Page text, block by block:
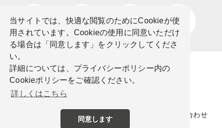
当サイトでは、快適な閲覧のためにCookieが使
用されています。Cookieの使用に同意いただけ
る場合は「同意します」をクリックしてくださ
い。
詳細については、プライバシーポリシー内の
Cookieポリシーをご確認ください。
詳しくはこちら
同意します
プライバシーポリシー お問い合わせ